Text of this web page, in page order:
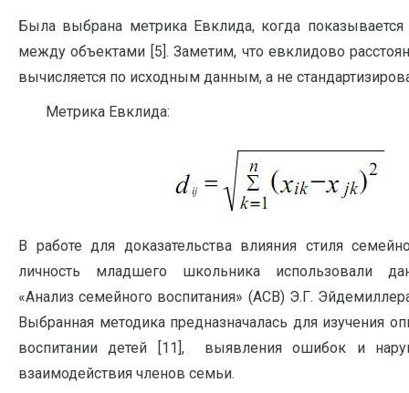
Была выбрана метрика Евклида, когда показывается
между объектами [5]. Заметим, что евклидово
вычисляется по исходным данным, а не
Метрика Евклида:
В работе для доказательства влияния стиля
личность младшего школьника использовали
«Анализ семейного воспитания» (АСВ) Э.Г.
Выбранная методика предназначалась для изучения
воспитании детей [11], выявления ошибок и
взаимодействия членов семьи.